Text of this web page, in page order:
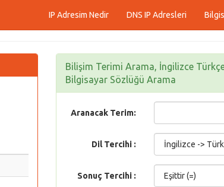
IP Adresim Nedir DNS IP Adresleri
Bilişim Terimi Arama, İngilizce
Bilgisayar Sözlüğü Arama
Aranacak Terim:
Dil Tercihi :
Sonuç Tercihi :